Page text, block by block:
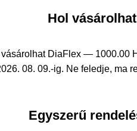
Hol
vásárolhat DiaFlex — 1000.00
08. 09.-ig. Ne feledje, ma
Egyszerű